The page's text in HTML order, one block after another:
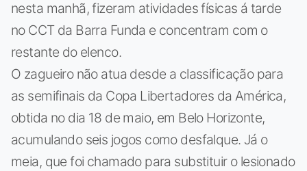
nesta manhã, fizeram atividades físicas á tarde
no CCT da Barra Funda e concentram com o
restante do elenco.
O zagueiro não atua desde a classificação para
as semifinais da Copa Libertadores da América,
obtida no dia 18 de maio, em Belo Horizonte,
acumulando seis jogos como desfalque. Já o
meia, que foi chamado para substituir o lesionado